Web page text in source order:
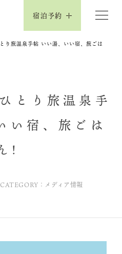
宿泊予約
り旅温泉手帖 いい湯、いい宿、旅ごは
とり旅温泉手
い宿、旅ごは
!
CATEGORY：メディア情報